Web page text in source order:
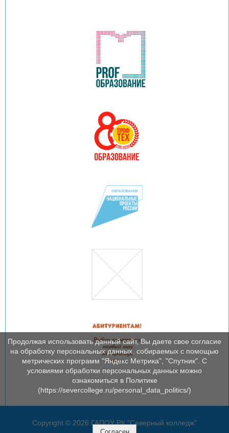
Copyright © 2026 ГАПОУ РК "Северный колледж"
Продолжая использовать данный сайт, Вы даете свое согласие
на обработку персональных данных, собираемых с помощью
метрических программ "Яндекс Метрика", "Спутник". С
условиями обработки персональных данных можно
ознакомиться в Политике
(https://severcollege.ru/personal_data_politics/)